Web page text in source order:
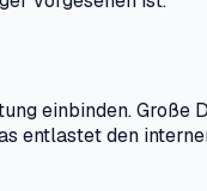
einbinden.
entlastet den